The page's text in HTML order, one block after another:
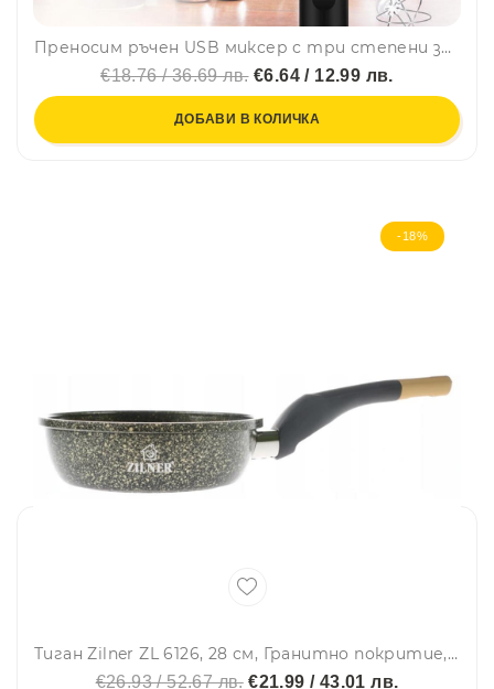
Преносим ръчен USB миксер с три степени за напитки, храни, бебешки пюрета и др.
€18.76 / 36.69 лв.€6.64 / 12.99 лв.
ДОБАВИ В КОЛИЧКА
-18%
Тиган Zilner ZL 6126, 28 см, Гранитно покритие, Индукция, Златен гранит
€26.93 / 52.67 лв.€21.99 / 43.01 лв.